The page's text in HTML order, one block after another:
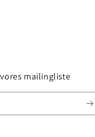
mailingliste